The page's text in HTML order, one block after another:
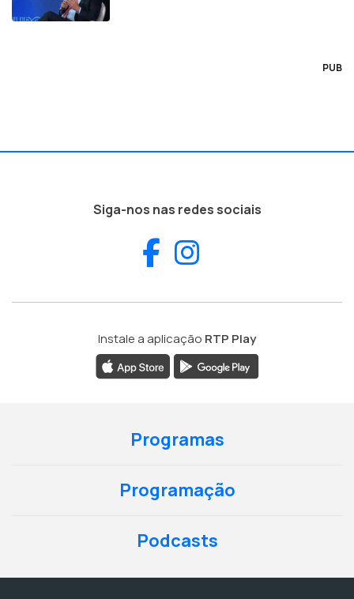
PUB
Siga-nos nas redes sociais
Facebook
Instale a aplicação RTP Play
Programas
Programação
Podcasts